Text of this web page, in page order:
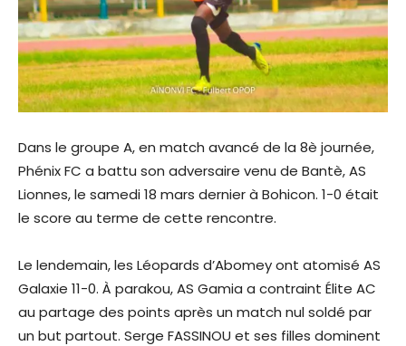
Dans le groupe A, en match avancé de la 8è journée,
Phénix FC a battu son adversaire venu de Bantè, AS
Lionnes, le samedi 18 mars dernier à Bohicon. 1-0 était
le score au terme de cette rencontre.
Le lendemain, les Léopards d’Abomey ont atomisé AS
Galaxie 11-0. À parakou, AS Gamia a contraint Élite AC
au partage des points après un match nul soldé par
un but partout. Serge FASSINOU et ses filles dominent